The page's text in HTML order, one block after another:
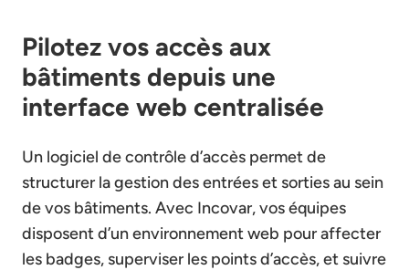
Pilotez vos accès aux
bâtiments depuis une
interface web centralisée
Un logiciel de contrôle d’accès permet de
structurer la gestion des entrées et sorties au sein
de vos bâtiments. Avec Incovar, vos équipes
disposent d’un environnement web pour affecter
les badges, superviser les points d’accès, et suivre